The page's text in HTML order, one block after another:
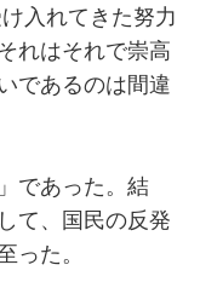
入れてきた努力
れはそれで崇高
であるのは間違
であった。結
て、国民の反発
った。